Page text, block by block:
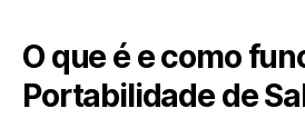
O que é e como
Portabilidade de